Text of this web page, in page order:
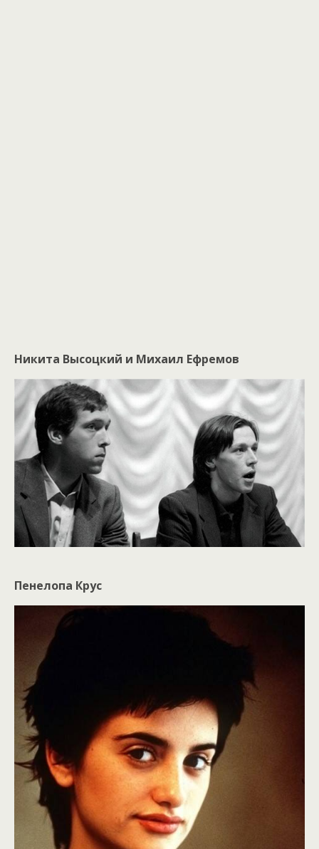
Никита Высоцкий и Михаил Ефремов
Пенелопа Крус